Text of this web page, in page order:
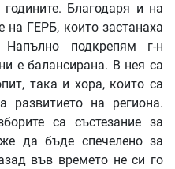
Благодаря и на
на ГЕРБ, които застанаха
подкрепям г-н
е балансирана. В нея са
така и хора, които са
развитието на региона.
са състезание за
да бъде спечелено за
във времето не си го